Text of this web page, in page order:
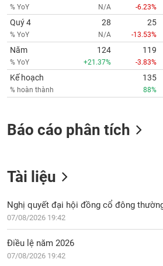
% YoY N/A -6.23%
Quý 4
% YoY
28
N/A
25
-13.53%
Năm
% YoY
124
+21.37%
119
-3.83%
Kế hoạch
% hoàn thành
135
88%
Báo cáo phân tích
Tài liệu
Nghị quyết đại hội đồng cổ đông
07/08/2026 19:42
Điều lệ năm 2026
07/08/2026 19:42